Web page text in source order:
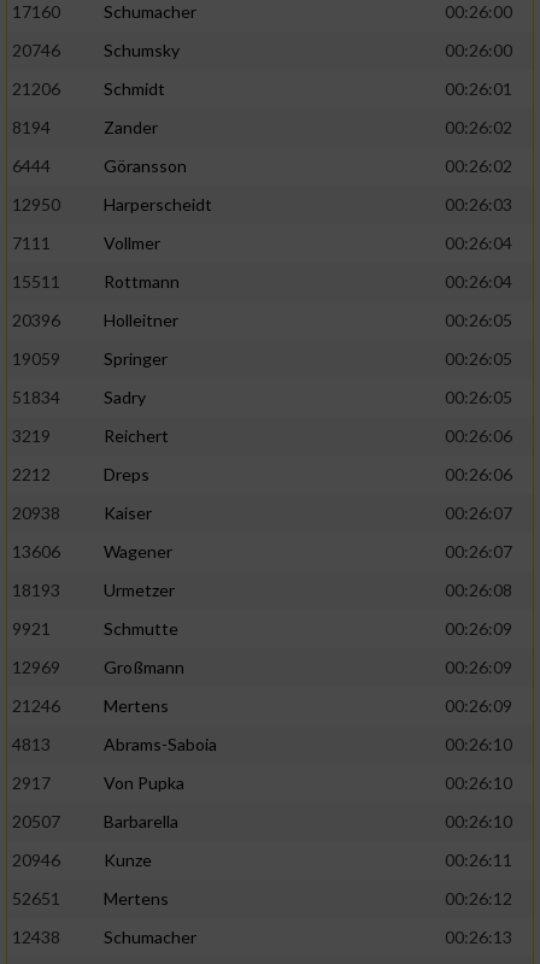
17160
Schumacher
00:26:00
20746
Schumsky
00:26:00
21206
Schmidt
00:26:01
8194
Zander
00:26:02
6444
Göransson
00:26:02
12950
Harperscheidt
00:26:03
7111
Vollmer
00:26:04
15511
Rottmann
00:26:04
20396
Holleitner
00:26:05
19059
Springer
00:26:05
51834
Sadry
00:26:05
3219
Reichert
00:26:06
2212
Dreps
00:26:06
20938
Kaiser
00:26:07
13606
Wagener
00:26:07
18193
Urmetzer
00:26:08
9921
Schmutte
00:26:09
12969
Großmann
00:26:09
21246
Mertens
00:26:09
4813
Abrams-Saboia
00:26:10
2917
Von Pupka
00:26:10
20507
Barbarella
00:26:10
20946
Kunze
00:26:11
52651
Mertens
00:26:12
12438
Schumacher
00:26:13
Informationen identifizieren
Nicht-IAB-Verarbeitungszwecke:
Funktional
Werbung